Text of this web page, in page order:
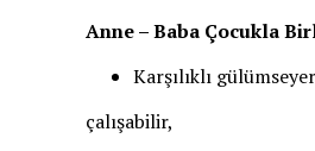
Anne – Baba Çocukla
Karşılıklı
çalışabilir,